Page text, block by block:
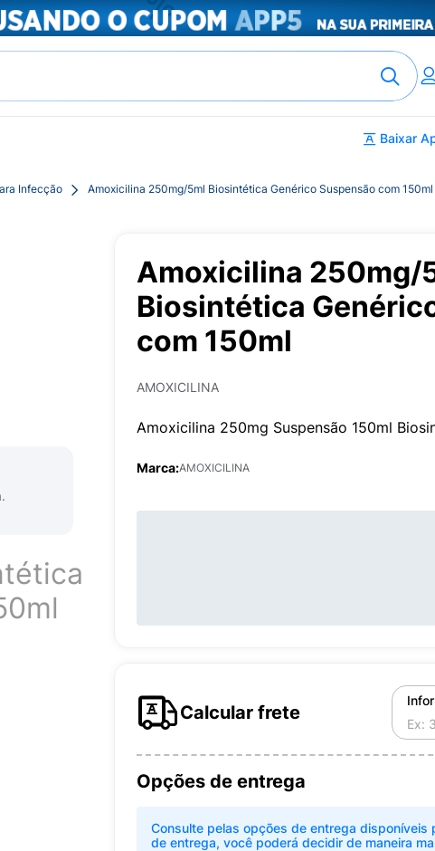
Baixar
Infecção Amoxicilina 250mg/5ml Biosintética Genérico Suspensão com 150ml
Amoxicilina 250mg/
Biosintética
com 150ml
AMOXICILINA
Amoxicilina 250mg Suspensão 150ml
Marca:AMOXICILINA
Calcular frete
Opções de entrega
Consulte pelas opções de entrega disponíveis
de entrega, você poderá decidir de maneira